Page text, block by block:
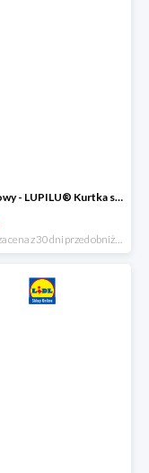
Hit cenowy - LUPILU® Kurtka softshell chłopięca, 1 sztuka